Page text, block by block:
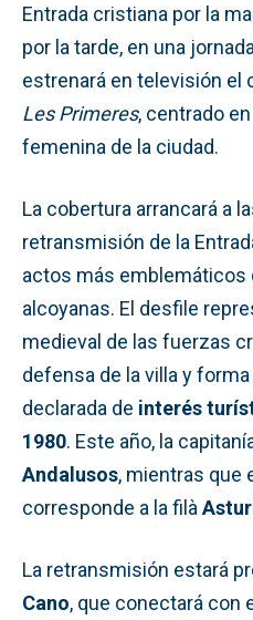
Entrada cristiana por la
por la tarde, en una
estrenará en televisión
Les Primeres, centrado
femenina de la ciudad.
La cobertura arrancará a
retransmisión de la
actos más emblemáticos
alcoyanas. El desfile
medieval de las fuerzas
defensa de la villa y
declarada de interés
1980. Este año, la
Andalusos, mientras que
corresponde a la filà
La retransmisión estará
Cano, que conectará con